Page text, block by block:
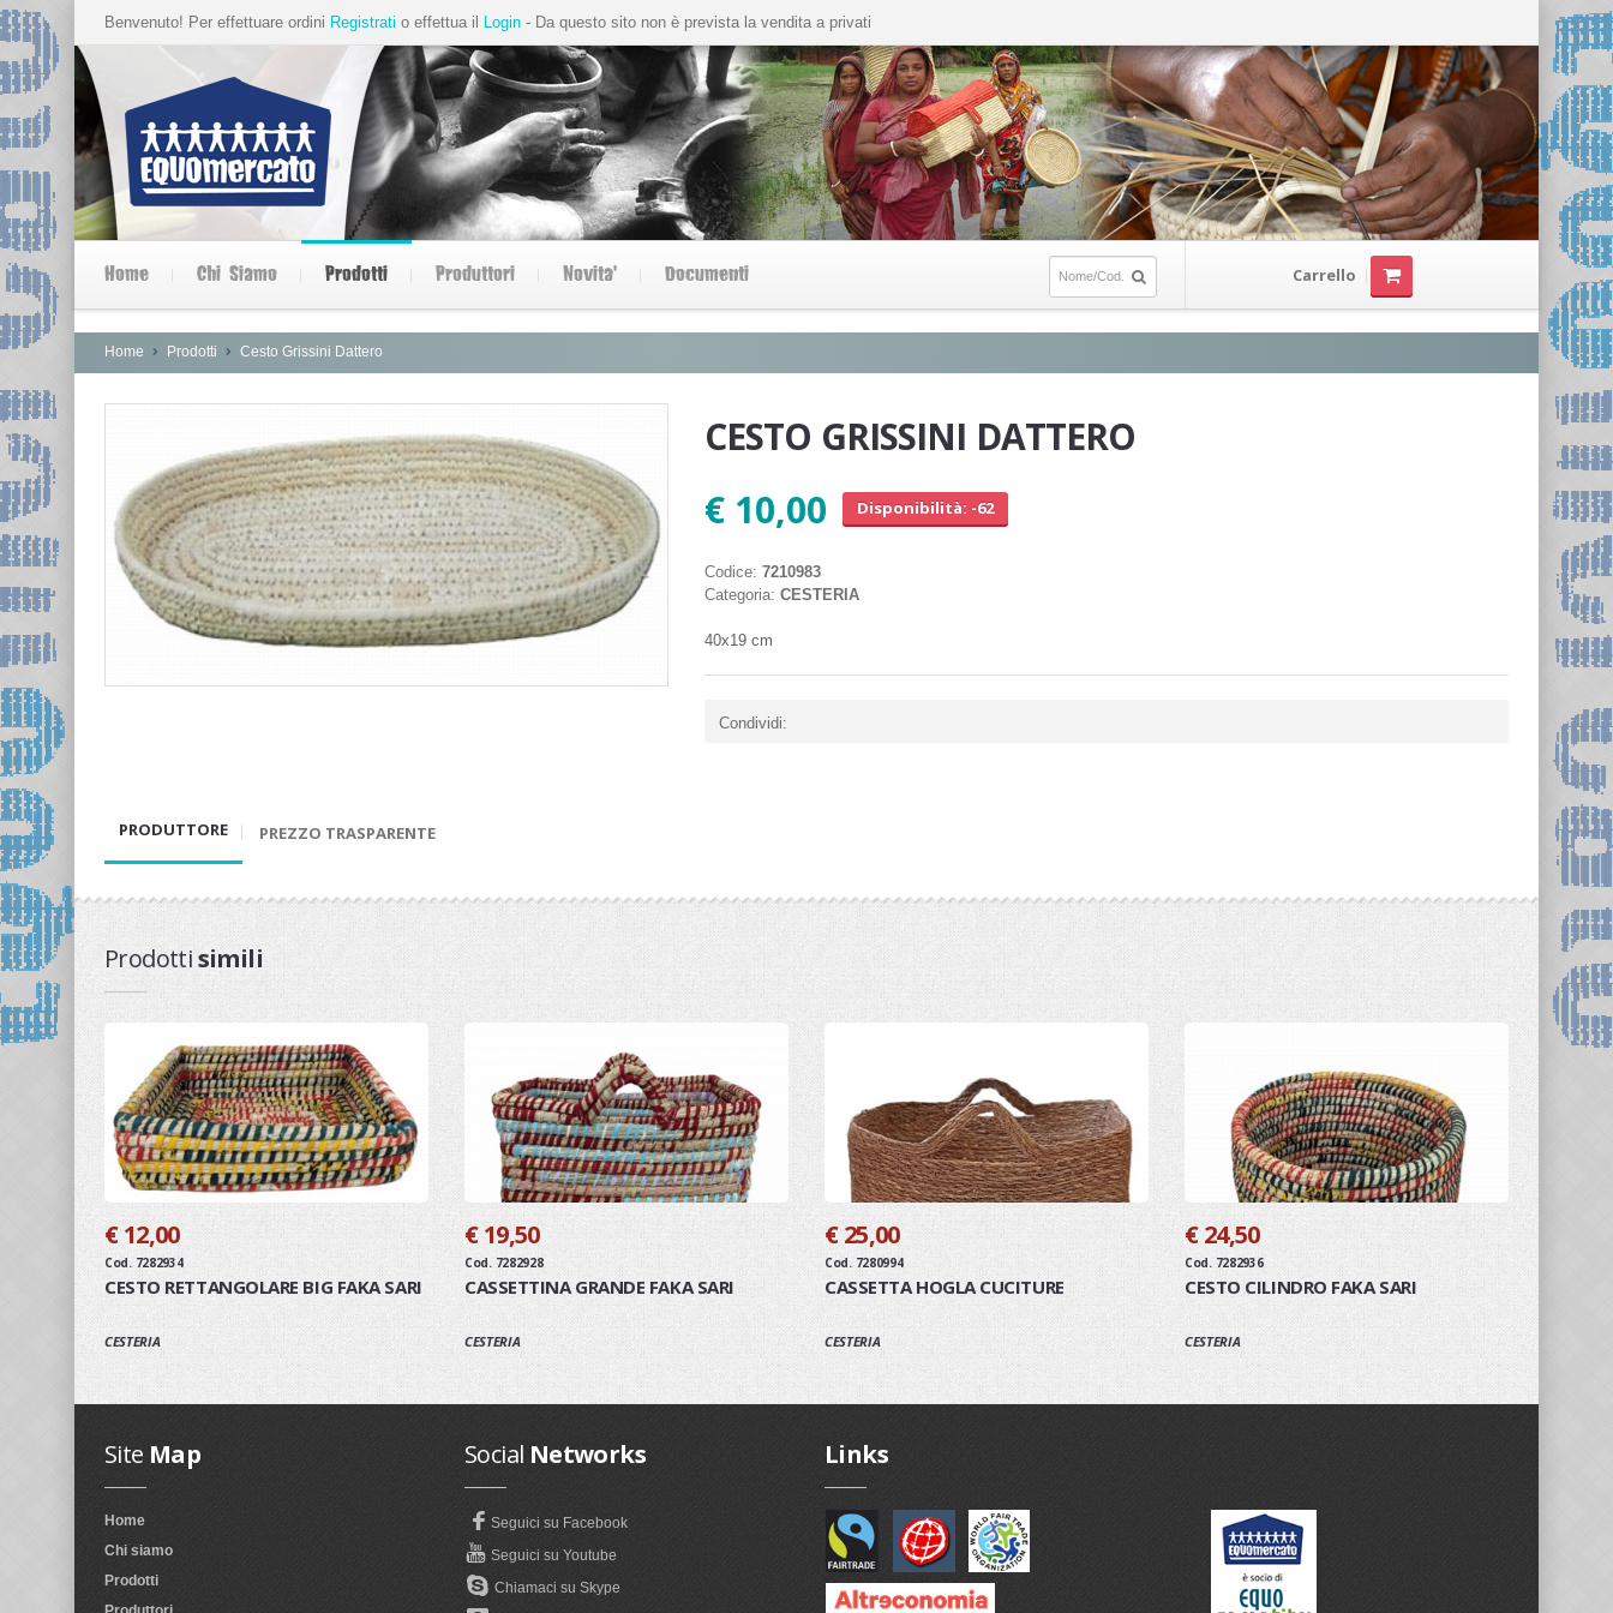
Benvenuto! Per effettuare ordini Registrati o effettua il Login - Da questo sito non è prevista la vendita a privati
Home Chi Siamo Prodotti Produttori Novita' Documenti Carrello
Home Prodotti Cesto Grissini Dattero
CESTO GRISSINI DATTERO
€ 10,00
Disponibilità: -62
Codice: 7210983
Categoria: CESTERIA
40x19 cm
Condividi:
PRODUTTORE PREZZO TRASPARENTE
Prodottisimili
€ 12,00
Cod. 7282934
CESTO RETTANGOLARE BIG FAKA SARI
CESTERIA
€ 19,50
Cod. 7282928
CASSETTINA GRANDE FAKA SARI
CESTERIA
€ 25,00
Cod. 7280994
CASSETTA HOGLA CUCITURE
CESTERIA
€ 24,50
Cod. 7282936
CESTO CILINDRO FAKA SARI
CESTERIA
Site Map
Home
Chi siamo
Prodotti
Social Networks
Seguici su Facebook
Seguici su Youtube
Chiamaci su Skype
Links